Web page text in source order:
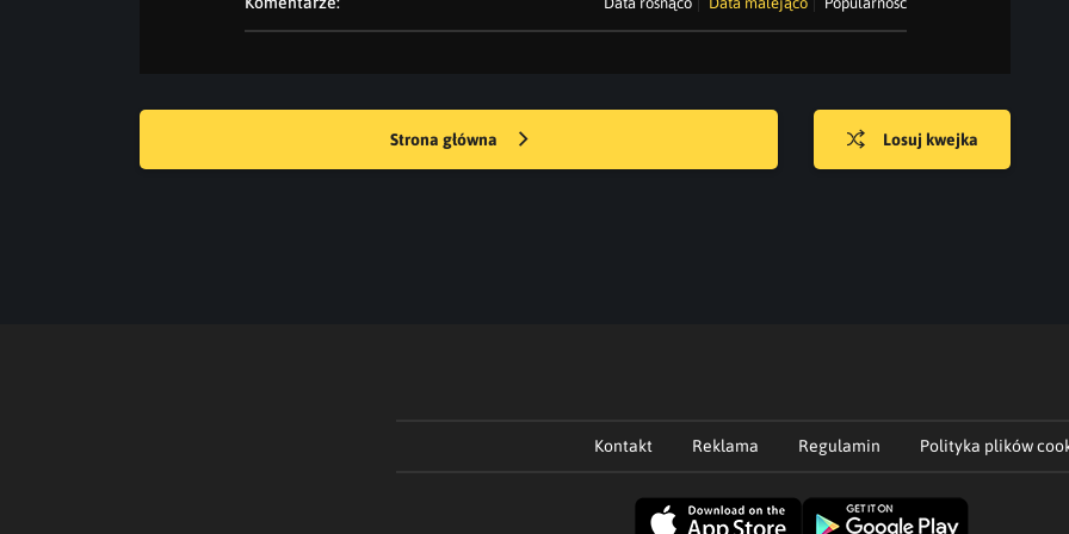
Strona główna Losuj kwejka
Kontakt Reklama Regulamin Polityka plików